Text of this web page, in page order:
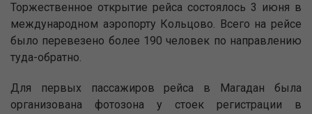
Торжественное открытие рейса состоялось 3 июня в
международном аэропорту Кольцово. Всего на рейсе
было перевезено более 190 человек по направлению
туда-обратно.
Для первых пассажиров рейса в Магадан была
организована фотозона у стоек регистрации в